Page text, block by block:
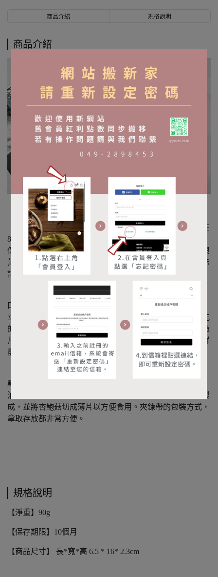
商品介紹 規格說明
商品介紹
【食品】純素
【香菇脆片】將新鮮香菇利用抽真空降低水跟油的沸點，在
80度C左右利用油把蔬果的水分抽出，高速離心去除油脂來
保持食物的形狀與風味，吃得到整朵香菇飽滿香脆的口感與
菁華。夾鍊帶的包裝方式，拿取存放都非常方便，營養標示
詳盡清晰。
【秀珍菇脆片】採用在地新鮮秀珍菇整株製成，菇帽紮實、
口感鮮嫩脆度高，從採收開始時便選擇外形完整的秀珍菇，
立即送進低溫冷凍，接著就進入真空脫水的過程，盡其可能
的保留菇的鮮美，為了方便您食用，因此我們也將它製成脆
片。夾鍊帶的包裝方式，拿取存放都非常方便，營養標示詳
盡清晰。
【杏鮑菇脆片】將新鮮杏鮑菇利用抽真空降低水跟油的沸
點，在80度C左右利用油把蔬果的水分抽出，高速離心去除
油脂來保持食物的形狀與風味，採用在地新鮮杏鮑菇整株製
成，並將杏鮑菇切成薄片以方便食用。夾鍊帶的包裝方式，
拿取存放都非常方便。
規格說明
【淨重】90g
【保存期限】10個月
【商品尺寸】 長*寬*高 6.5 * 16* 2.3cm